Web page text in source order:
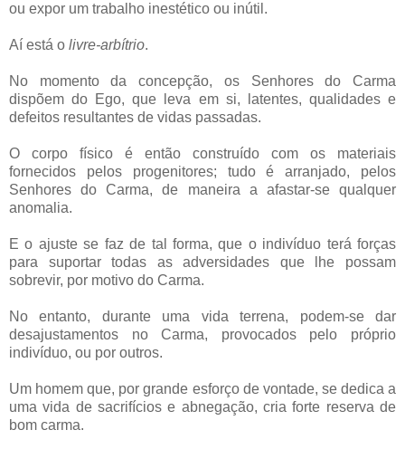
ou expor um trabalho inestético ou inútil.
Aí está o livre-arbítrio.
No momento da concepção, os Senhores do Carma
dispõem do Ego, que leva em si, latentes, qualidades e
defeitos resultantes de vidas passadas.
O corpo físico é então construído com os materiais
fornecidos pelos progenitores; tudo é arranjado, pelos
Senhores do Carma, de maneira a afastar-se qualquer
anomalia.
E o ajuste se faz de tal forma, que o indivíduo terá forças
para suportar todas as adversidades que lhe possam
sobrevir, por motivo do Carma.
No entanto, durante uma vida terrena, podem-se dar
desajustamentos no Carma, provocados pelo próprio
indivíduo, ou por outros.
Um homem que, por grande esforço de vontade, se dedica a
uma vida de sacrifícios e abnegação, cria forte reserva de
bom carma.